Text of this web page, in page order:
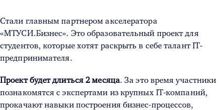
Стали главным партнером акселератора
«МТУСИ.Бизнес». Это образовательный проект для
студентов, которые хотят раскрыть в себе талант IT-
предпринимателя.
Проект будет длиться 2 месяца. За это время участники
познакомятся с экспертами из крупных IT-компаний,
прокачают навыки построения бизнес-процессов,